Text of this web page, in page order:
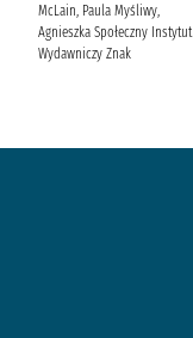
McLain, Paula Myśliwy,
Agnieszka Społeczny Instytut
Wydawniczy Znak